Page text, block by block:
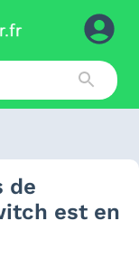
de
est en